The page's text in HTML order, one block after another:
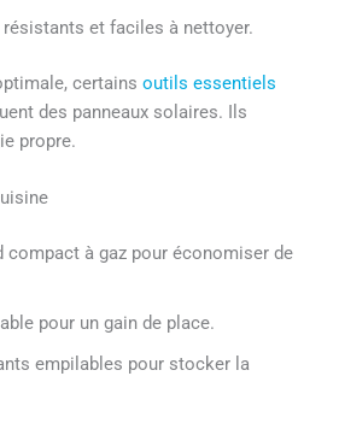
et faciles à nettoyer.
certainsoutils essentiels
des panneaux solaires. Ils
propre.
compact à gaz pour économiser de
pour un gain de place.
empilables pour stocker la